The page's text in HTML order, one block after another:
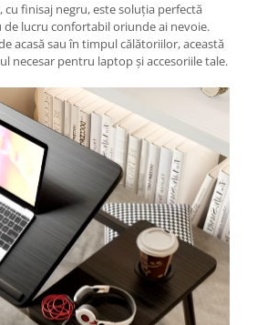
cu finisaj negru, este soluția perfectă
de lucru confortabil oriunde ai nevoie.
acasă sau în timpul călătoriilor, această
necesar pentru laptop și accesoriile tale.